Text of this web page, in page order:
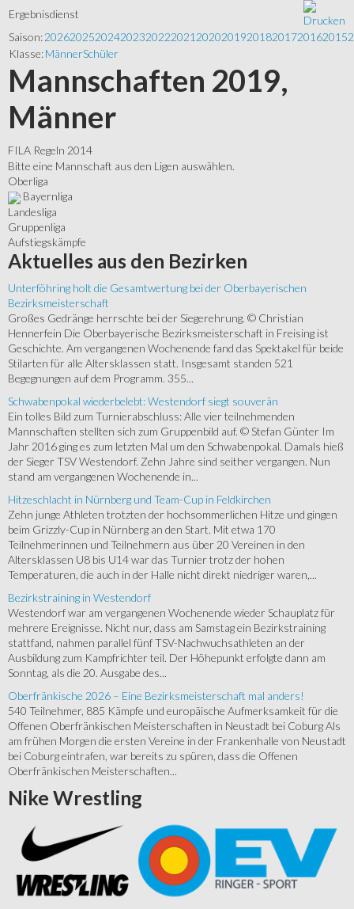
Ergebnisdienst
Saison:202620252024202320222021 202020192018201720162015
Klasse:MännerSchüler
Mannschaften 2019,
Männer
FILA Regeln 2014
Bitte eine Mannschaft aus den Ligen auswählen.
Oberliga
Bayernliga
Landesliga
Gruppenliga
Aufstiegskämpfe
Aktuelles aus den Bezirken
Unterföhring holt die Gesamtwertung bei der Oberbayerischen
Bezirksmeisterschaft
Großes Gedränge herrschte bei der Siegerehrung. © Christian
Hennerfein Die Oberbayerische Bezirksmeisterschaft in Freising ist
Geschichte. Am vergangenen Wochenende fand das Spektakel für beide
Stilarten für alle Altersklassen statt. Insgesamt standen 521
Begegnungen auf dem Programm. 355...
Schwabenpokal wiederbelebt: Westendorf siegt souverän
Ein tolles Bild zum Turnierabschluss: Alle vier teilnehmenden
Mannschaften stellten sich zum Gruppenbild auf. © Stefan Günter Im
Jahr 2016 ging es zum letzten Mal um den Schwabenpokal. Damals hieß
der Sieger TSV Westendorf. Zehn Jahre sind seither vergangen. Nun
stand am vergangenen Wochenende in...
Hitzeschlacht in Nürnberg und Team-Cup in Feldkirchen
Zehn junge Athleten trotzten der hochsommerlichen Hitze und gingen
beim Grizzly-Cup in Nürnberg an den Start. Mit etwa 170
Teilnehmerinnen und Teilnehmern aus über 20 Vereinen in den
Altersklassen U8 bis U14 war das Turnier trotz der hohen
Temperaturen, die auch in der Halle nicht direkt niedriger waren,...
Bezirkstraining in Westendorf
Westendorf war am vergangenen Wochenende wieder Schauplatz für
mehrere Ereignisse. Nicht nur, dass am Samstag ein Bezirkstraining
stattfand, nahmen parallel fünf TSV-Nachwuchsathleten an der
Ausbildung zum Kampfrichter teil. Der Höhepunkt erfolgte dann am
Sonntag, als die 20. Ausgabe des...
Oberfränkische 2026 – Eine Bezirksmeisterschaft mal anders!
540 Teilnehmer, 885 Kämpfe und europäische Aufmerksamkeit für die
Offenen Oberfränkischen Meisterschaften in Neustadt bei Coburg Als
am frühen Morgen die ersten Vereine in der Frankenhalle von Neustadt
bei Coburg eintrafen, war bereits zu spüren, dass die Offenen
Oberfränkischen Meisterschaften...
Nike Wrestling